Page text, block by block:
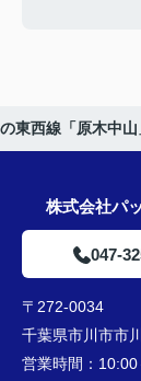
東西線「原木中
株式会社パ
047-
〒272-0034
千葉県市川市市
営業時間：